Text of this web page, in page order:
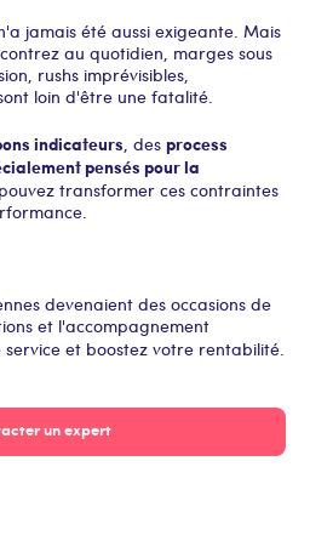
jamais été aussi exigeante. Mais
au quotidien, marges sous
rushs imprévisibles,
loin d'être une fatalité.
indicateurs, des process
pensés pour la
transformer ces contraintes
devenaient des occasions de
et l'accompagnement
et boostez votre rentabilité.
un expert